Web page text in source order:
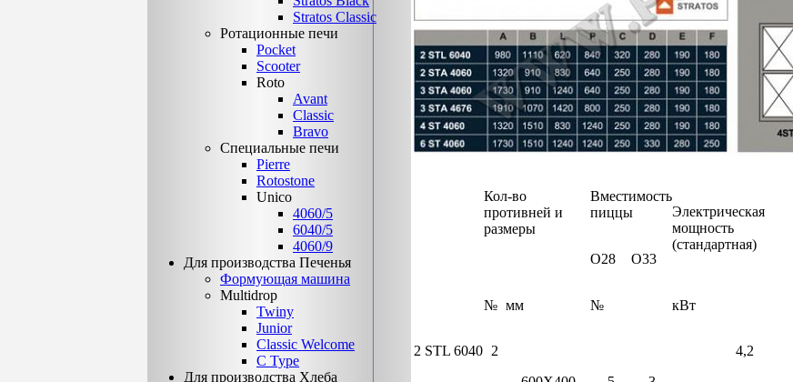
Кол-во
противней и
размеры
Вместимость
пиццы
Электрическая
мощность
(стандартная)
O28
O33
№ мм № кВт
2 STL 6040 2
4,2
Stratos Classic
Ротационные печи
Pocket
Scooter
Roto
Avant
Classic
Bravo
Специальные печи
Pierre
Rotostone
Unico
4060/5
6040/5
4060/9
Для производства Печенья
Формующая машина
Multidrop
Twiny
Junior
Classic Welcome
C Type
Для производства Хлеба